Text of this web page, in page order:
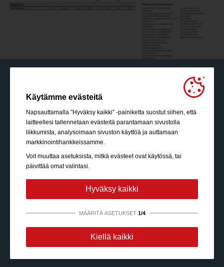
Käytämme evästeitä
Napsauttamalla ”Hyväksy kaikki” -painiketta suostut siihen, että
laitteellesi tallennetaan evästeitä parantamaan sivustolla
liikkumista, analysoimaan sivuston käyttöä ja auttamaan
markkinointihankkeissamme.
Voit muuttaa asetuksista, mitkä evästeet ovat käytössä, tai
päivittää omat valintasi.
Hyväksy kaikki
MÄÄRITÄ ASETUKSET 1/4
Ehdottoman välttämättömiä:
Nämä evästeet ovat
Kiellä kaikki